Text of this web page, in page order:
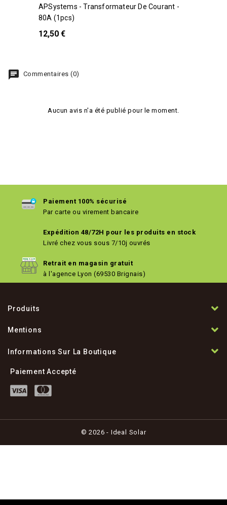
APSystems - Transformateur De Courant -
80A (1pcs)
12,50 €
chat Commentaires (0)
Aucun avis n'a été publié pour le moment.
Paiement 100% sécurisé
Par carte ou virement bancaire
Expédition 48/72H pour les produits en stock
Livré chez vous sous 7/10j ouvrés
Retrait en magasin gratuit
à l'agence Lyon (69530 Brignais)
Produits
Mentions
Informations Sur La Boutique
Paiement Accepté
© 2026 - Ideal Solar